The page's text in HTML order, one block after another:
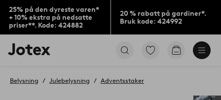
25% på den dyreste varen*
+ 10% ekstra på nedsatte
priser**. Kode: 424882
20 % rabatt på gardiner*.
Bruk kode: 424992
Jotex’
logo
til
Gå
Gå
Belysning Julebelysning Adventsstaker